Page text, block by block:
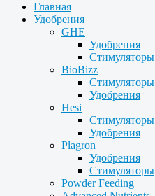
Главная
Удобрения
GHE
Удобрения
Стимуляторы
BioBizz
Стимуляторы
Удобрения
Hesi
Стимуляторы
Удобрения
Plagron
Удобрения
Стимуляторы
Powder Feeding